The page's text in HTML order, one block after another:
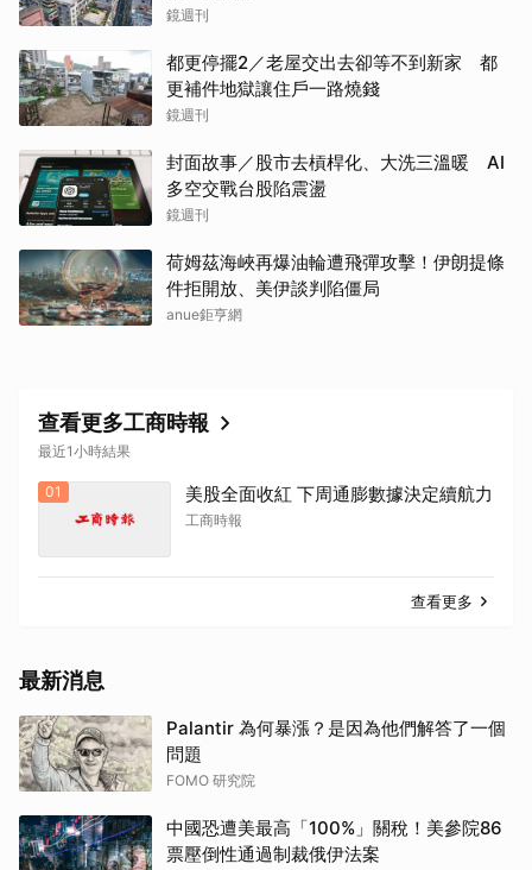
鏡週刊
都更停擺2／老屋交出去卻等不到新家 都
更補件地獄讓住戶一路燒錢
鏡週刊
封面故事／股市去槓桿化、大洗三溫暖 AI
多空交戰台股陷震盪
鏡週刊
荷姆茲海峽再爆油輪遭飛彈攻擊！伊朗提條
件拒開放、美伊談判陷僵局
anue鉅亨網
查看更多工商時報
最近1小時結果
01 美股全面收紅 下周通膨數據決定續航力
工商時報
查看更多
最新消息
Palantir 為何暴漲？是因為他們解答了一個
問題
FOMO 研究院
中國恐遭美最高「100%」關稅！美參院86
票壓倒性通過制裁俄伊法案